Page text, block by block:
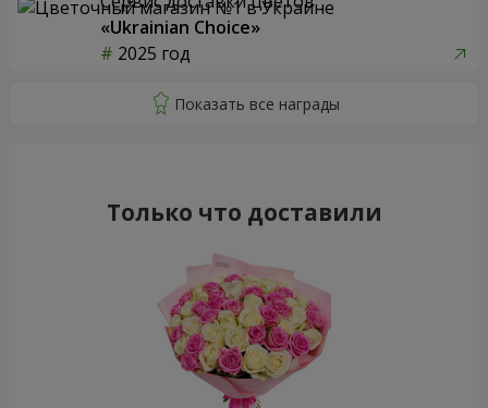
«Ukrainian Choice»
2025 год
Только что доставили